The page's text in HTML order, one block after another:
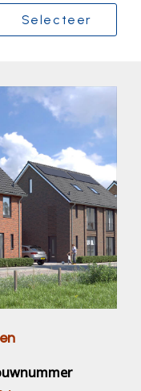
Selecteer